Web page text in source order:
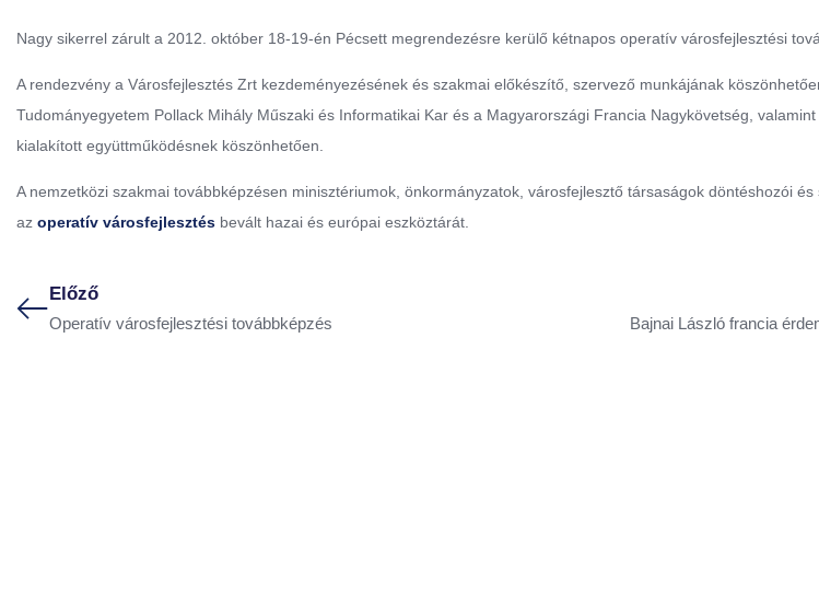
Nagy sikerrel zárult a 2012. október 18-19-én Pécsett megrendezésre kerülő kétnapos operatív városfejlesztési
A rendezvény a Városfejlesztés Zrt kezdeményezésének és szakmai előkészítő, szervező munkájának
Tudományegyetem Pollack Mihály Műszaki és Informatikai Kar és a Magyarországi Francia Nagykövetség,
kialakított együttműködésnek köszönhetően.
A nemzetközi szakmai továbbképzésen minisztériumok, önkormányzatok, városfejlesztő társaságok döntéshozói
az operatív városfejlesztés bevált hazai és európai eszköztárát.
Előző
Operatív városfejlesztési továbbképzés Bajnai László francia